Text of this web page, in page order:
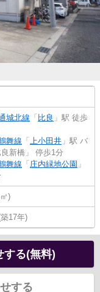
城北線 「 比良 」駅 徒歩
舞線 「 上小田井 」駅 バ
新橋」 停歩1分
舞線 「 庄内緑地公園 」
)
17年)
する(無料)
する